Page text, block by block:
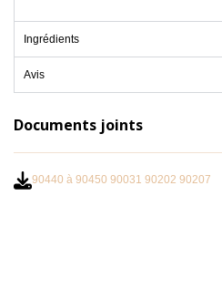
Ingrédients
Avis
Documents joints
90440 à 90450 90031 90202 90207